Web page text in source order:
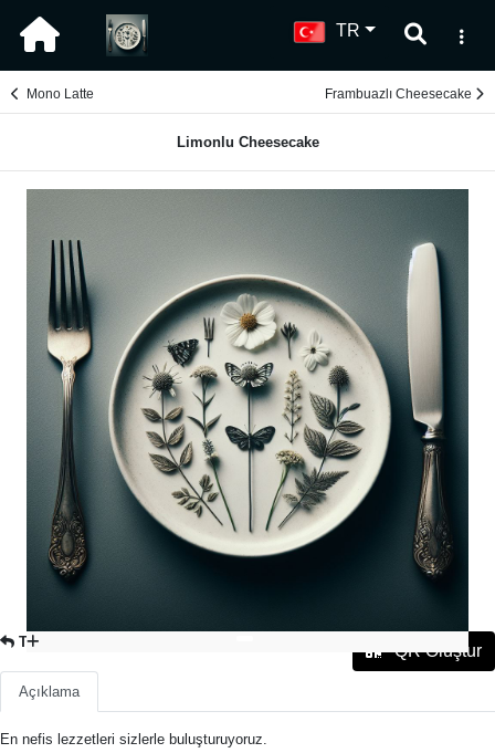
TR
Mono Latte Frambuazlı Cheesecake
Limonlu Cheesecake
TATLILAR QR Oluştur
Açıklama
En nefis lezzetleri sizlerle buluşturuyoruz.